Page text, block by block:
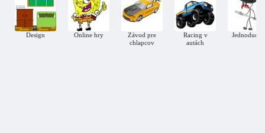
Design Online hry
Závod pre
chlapcov
Racing v
autách
Jednoduchý